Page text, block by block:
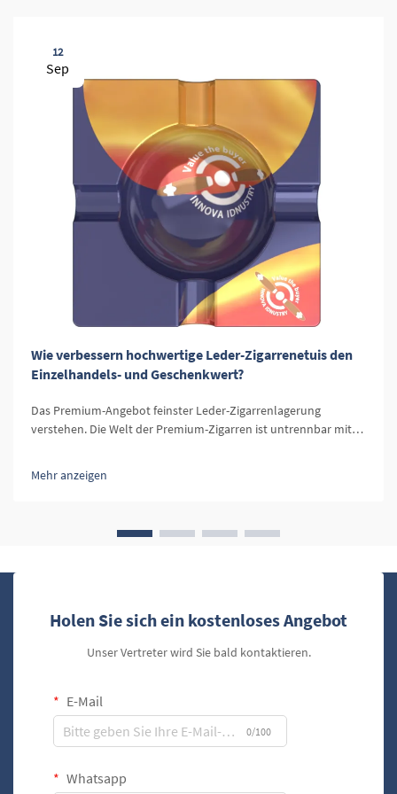
12
Sep
Wie verbessern hochwertige Leder-Zigarrenetuis den
Einzelhandels- und Geschenkwert?
Das Premium-Angebot feinster Leder-Zigarrenlagerung
verstehen. Die Welt der Premium-Zigarren ist untrennbar mit
stehen Leder-Zigarrenetuis,...
Mehr anzeigen
Holen Sie sich ein kostenloses Angebot
Unser Vertreter wird Sie bald kontaktieren.
E-Mail
0/100
Whatsapp